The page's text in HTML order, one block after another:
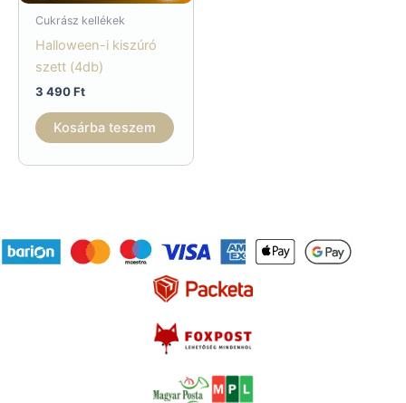
Cukrász kellékek
Halloween-i kiszúró
szett (4db)
3 490Ft
Kosárba teszem